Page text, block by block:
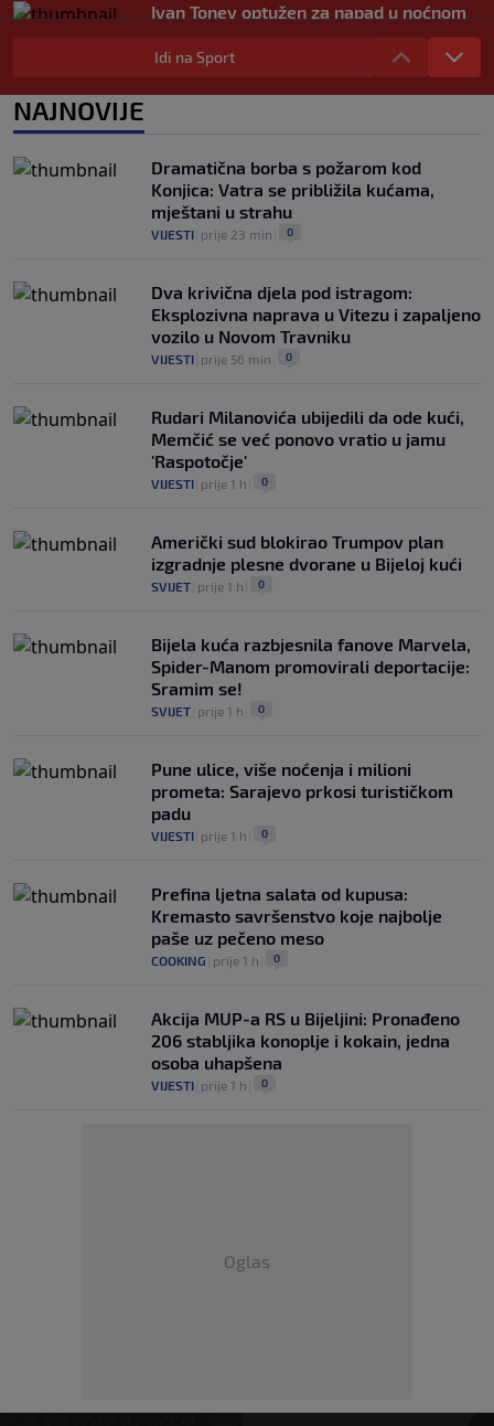
Ivan Toney optužen za napad u noćnom
NOGOMET|prije 4 h
Utakmica Barcelone otkazana zbog
Idi na Sport
NAJNOVIJE
Dramatična borba s požarom kod
Konjica: Vatra se približila kućama,
mještani u strahu
VIJESTI prije 23 min 0
Dva krivična djela pod istragom:
Eksplozivna naprava u Vitezu i zapaljeno
vozilo u Novom Travniku
VIJESTI prije 56 min 0
Rudari Milanovića ubijedili da ode kući,
Memčić se već ponovo vratio u jamu
'Raspotočje'
VIJESTI prije 1 h 0
Američki sud blokirao Trumpov plan
izgradnje plesne dvorane u Bijeloj kući
SVIJET prije 1 h 0
Bijela kuća razbjesnila fanove Marvela,
Spider-Manom promovirali deportacije:
Sramim se!
SVIJET prije 1 h 0
Pune ulice, više noćenja i milioni
prometa: Sarajevo prkosi turističkom
padu
VIJESTI prije 1 h 0
Prefina ljetna salata od kupusa:
Kremasto savršenstvo koje najbolje
paše uz pečeno meso
COOKING prije 1 h 0
Akcija MUP-a RS u Bijeljini: Pronađeno
206 stabljika konoplje i kokain, jedna
osoba uhapšena
VIJESTI prije 1 h 0
Oglas